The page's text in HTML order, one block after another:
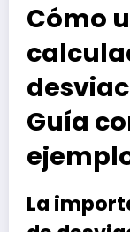
Cómo
Guía
La